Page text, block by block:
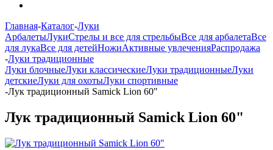
Главная-Каталог-Луки
АрбалетыЛукиСтрелы и все для стрельбыВсе для арбалетаВсе
для лукаВсе для детейНожиАктивные увлеченияРаспродажа
-Луки традиционные
Луки блочныеЛуки классическиеЛуки традиционныеЛуки
детскиеЛуки для охотыЛуки спортивные
-Лук традиционный Samick Lion 60"
Лук традиционный Samick Lion 60"